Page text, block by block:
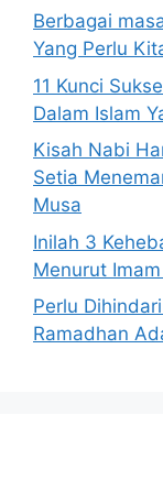
Berbagai
Yang Perlu
11 Kunci
Dalam Islam
Kisah Nabi
Setia
Musa
Inilah 3
Menurut Imam
Perlu
Ramadhan